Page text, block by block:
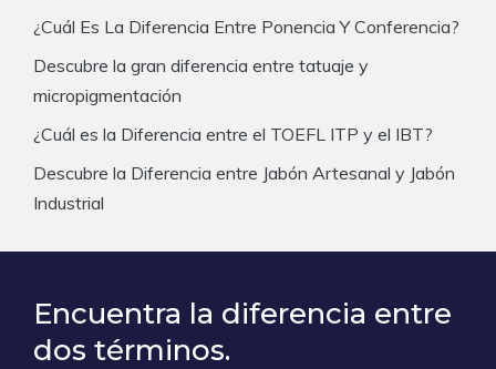
¿Cuál Es La Diferencia Entre Ponencia Y Conferencia?
Descubre la gran diferencia entre tatuaje y
micropigmentación
¿Cuál es la Diferencia entre el TOEFL ITP y el IBT?
Descubre la Diferencia entre Jabón Artesanal y Jabón
Industrial
Encuentra la diferencia entre
dos términos.